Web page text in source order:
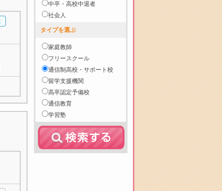
中卒・高校中退者
社会人
タイプを選ぶ
家庭教師
フリースクール
通信制高校・サポート校
留学支援機関
高卒認定予備校
通信教育
学習塾